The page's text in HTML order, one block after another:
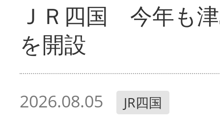
ＪＲ四国 今年も
を開設
2026.08.05 JR四国